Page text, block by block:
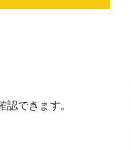
できます。